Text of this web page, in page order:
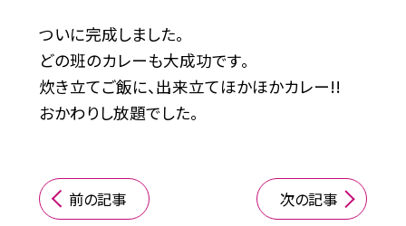
ついに完成しました。
どの班のカレーも大成功です。
炊き立てご飯に、出来立てほかほかカレー!!
おかわりし放題でした。
前の記事 次の記事